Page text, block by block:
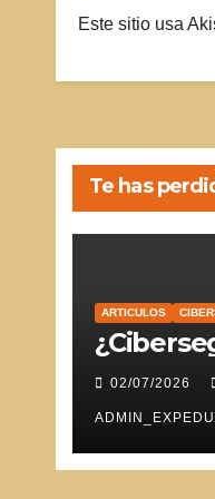
Este sitio usa
Te has
ARTICULOS
02/07/2026